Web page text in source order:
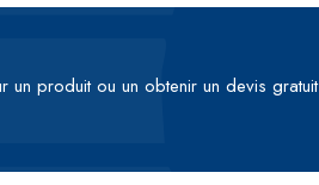
un produit ou un obtenir un devis gratuit